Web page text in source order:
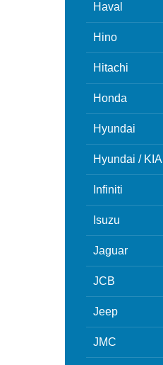
Haval
Hino
Hitachi
Honda
Hyundai
Hyundai / KIA
Infiniti
Isuzu
Jaguar
JCB
Jeep
JMC